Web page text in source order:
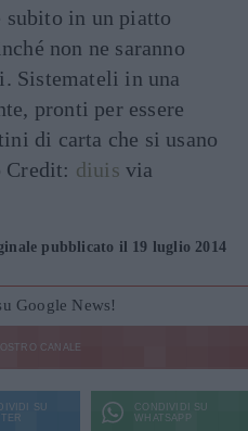
in un piatto
non ne saranno
Sistemateli in una
pronti per essere
di carta che si usano
Credit: diuis via
pubblicato il 19 luglio 2014
Google News!
CANALE
SU
CONDIVIDI SU
WHATSAPP